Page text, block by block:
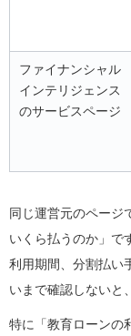
ファイナンシャル
インテリジェンス
のサービスページ
同じ運営元のページ
いくら払うのか」で
利用期間、分割払い
いまで確認しないと
特に「教育ローンの